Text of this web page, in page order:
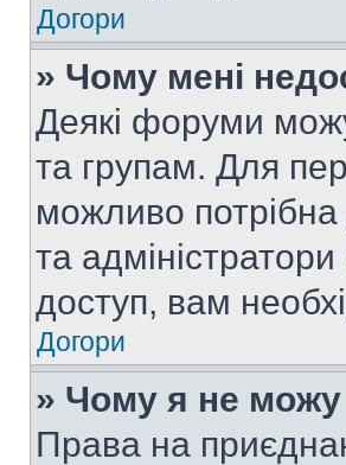
Догори
» Чому мені
Деякі форуми
та групам. Для
можливо
та
доступ, вам
Догори
» Чому я не
Права на